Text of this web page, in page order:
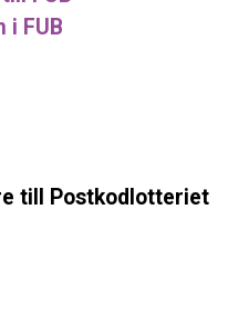
i FUB
till Postkodlotteriet